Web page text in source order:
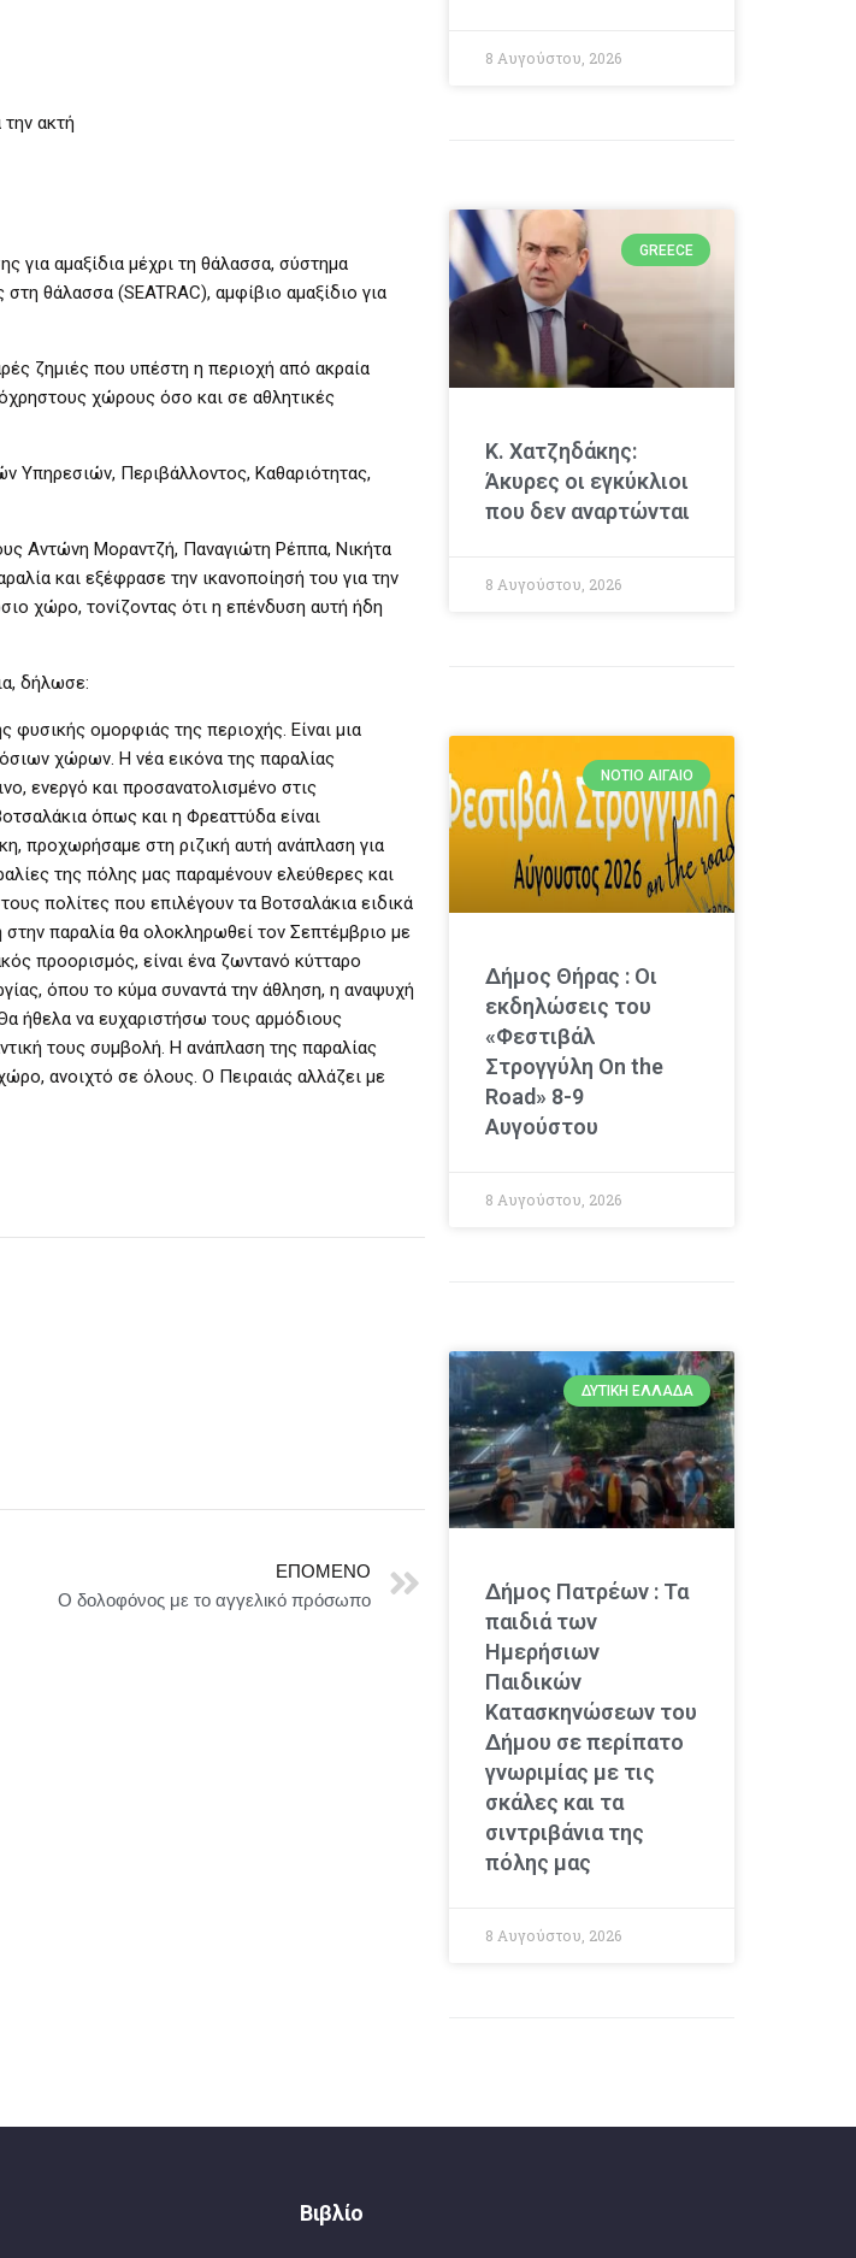
ακτή
για αμαξίδια μέχρι τη θάλασσα, σύστημα
θάλασσα (SEATRAC), αμφίβιο αμαξίδιο για
ζημιές που υπέστη η περιοχή από ακραία
χώρους όσο και σε αθλητικές
Υπηρεσιών, Περιβάλλοντος, Καθαριότητας,
Αντώνη Μοραντζή, Παναγιώτη Ρέππα, Νικήτα
και εξέφρασε την ικανοποίησή του για την
χώρο, τονίζοντας ότι η επένδυση αυτή ήδη
δήλωσε:
φυσικής ομορφιάς της περιοχής. Είναι μια
χώρων. Η νέα εικόνα της παραλίας
ενεργό και προσανατολισμένο στις
όπως και η Φρεαττύδα είναι
προχωρήσαμε στη ριζική αυτή ανάπλαση για
της πόλης μας παραμένουν ελεύθερες και
πολίτες που επιλέγουν τα Βοτσαλάκια ειδικά
παραλία θα ολοκληρωθεί τον Σεπτέμβριο με
προορισμός, είναι ένα ζωντανό κύτταρο
όπου το κύμα συναντά την άθληση, η αναψυχή
ήθελα να ευχαριστήσω τους αρμόδιους
τους συμβολή. Η ανάπλαση της παραλίας
ανοιχτό σε όλους. Ο Πειραιάς αλλάζει με
ΕΠΌΜΕΝΟ
Ο δολοφόνος με το αγγελικό πρόσωπο
8 Αυγούστου, 2026
GREECE
Κ. Χατζηδάκης:
Άκυρες οι εγκύκλιοι
που δεν αναρτώνται
8 Αυγούστου, 2026
ΝΌΤΙΟ ΑΙΓΑΊΟ
Δήμος Θήρας : Οι
εκδηλώσεις του
«Φεστιβάλ
Στρογγύλη On the
Road» 8-9
Αυγούστου
8 Αυγούστου, 2026
ΔΥΤΙΚΉ ΕΛΛΆΔΑ
Δήμος Πατρέων : Τα
παιδιά των
Ημερήσιων
Παιδικών
Κατασκηνώσεων του
Δήμου σε περίπατο
γνωριμίας με τις
σκάλες και τα
σιντριβάνια της
πόλης μας
8 Αυγούστου, 2026
Βιβλίο